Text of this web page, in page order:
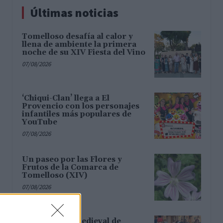
Últimas noticias
Tomelloso desafía al calor y
llena de ambiente la primera
noche de su XIV Fiesta del Vino
07/08/2026
‘Chiqui-Clan’ llega a El
Provencio con los personajes
infantiles más populares de
YouTube
07/08/2026
Un paseo por las Flores y
Frutos de la Comarca de
Tomelloso (XIV)
07/08/2026